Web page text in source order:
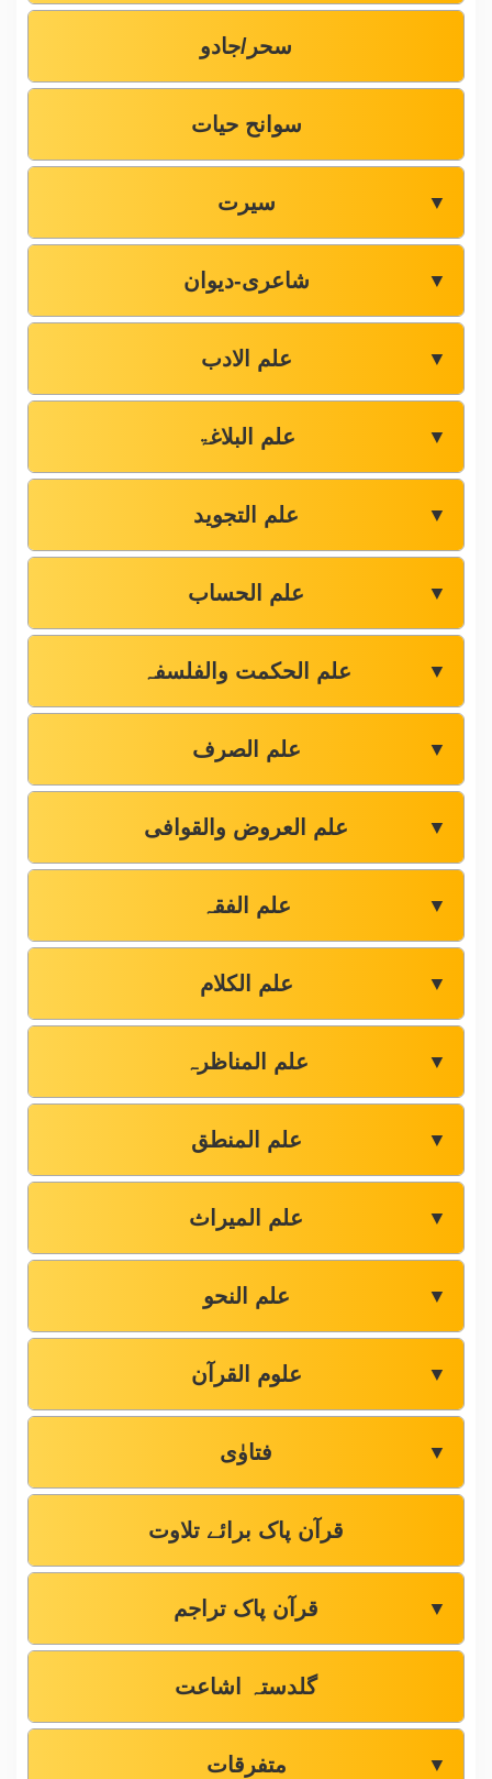
سحر/جادو
سوانح حیات
سیرت ▼
شاعری-دیوان ▼
علم الادب ▼
علم البلاغۃ ▼
علم التجوید ▼
علم الحساب ▼
علم الحکمت والفلسفہ ▼
علم الصرف ▼
علم العروض والقوافی ▼
علم الفقہ ▼
علم الکلام ▼
علم المناظرہ ▼
علم المنطق ▼
علم المیراث ▼
علم النحو ▼
علوم القرآن ▼
فتاوٰی ▼
قرآن پاک برائے تلاوت
قرآن پاک تراجم ▼
گلدستہ اشاعت
متفرقات ▼